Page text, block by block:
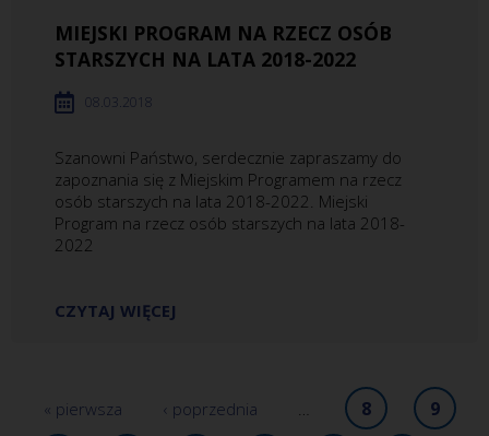
MIEJSKI PROGRAM NA RZECZ OSÓB
STARSZYCH NA LATA 2018-2022
08.03.2018
Szanowni Państwo, serdecznie zapraszamy do
zapoznania się z Miejskim Programem na rzecz
osób starszych na lata 2018-2022. Miejski
Program na rzecz osób starszych na lata 2018-
2022
CZYTAJ WIĘCEJ
« pierwsza ‹ poprzednia 8
9